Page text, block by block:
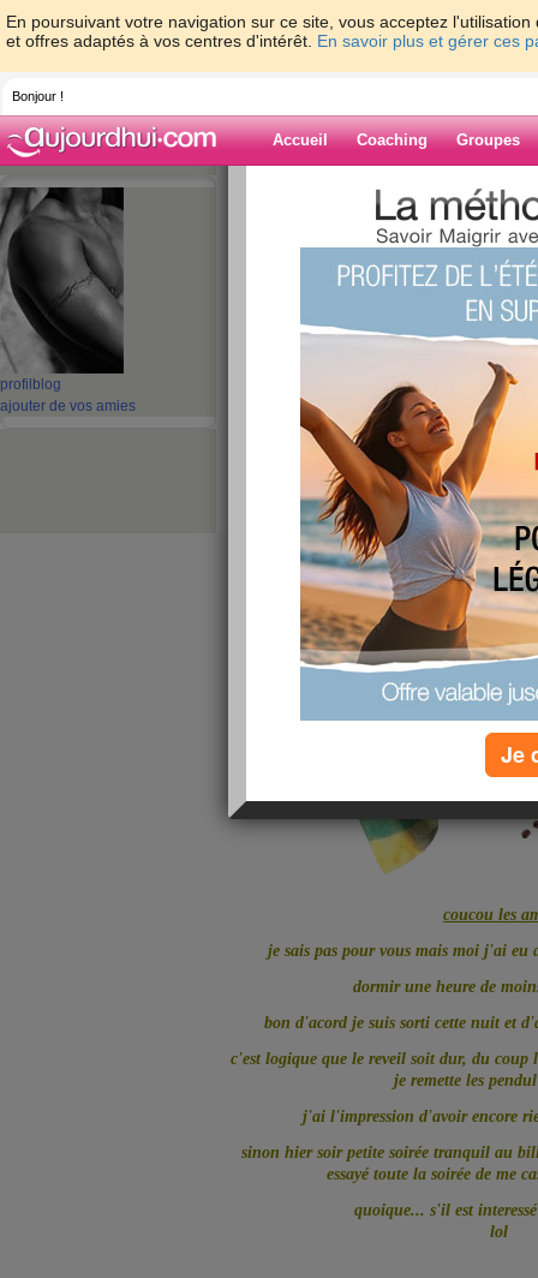
En poursuivant votre navigation sur ce site, vous acceptez
et offres adaptés à vos centres d'intérêt. En savoir plus et gérer ces
Bonjour !
Accueil Coaching Groupes
profil blog
ajouter de vos amies
> > dur le
Blog de tina77
dur le
coucou les
je sais pas pour vous mais moi j'ai eu
dormir une heure de
bon d'acord je suis sorti cette nuit et
c'est logique que le reveil soit dur, du
je remette les
j'ai l'impression d'avoir encore
sinon hier soir petite soirée tranquil au
essayé toute la soirée de me
quoique... s'il est
lol
Je